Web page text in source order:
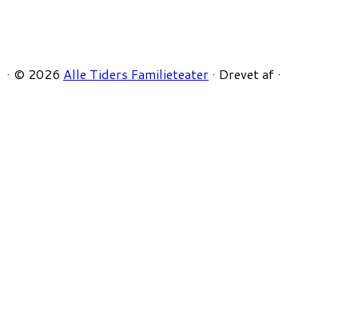
· © 2026 Alle Tiders Familieteater · Drevet af ·